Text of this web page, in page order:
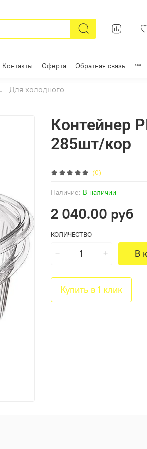
Контакты Оферта Обратная связь
Для холодного
(0)
Наличие: В наличии
Контейнер
285шт/кор
2 040.00 руб
КОЛИЧЕСТВО
В
Купить в 1 клик